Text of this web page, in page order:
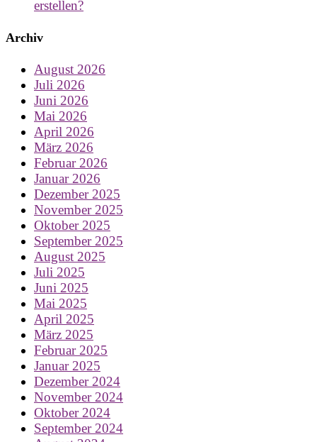
erstellen?
Archiv
August 2026
Juli 2026
Juni 2026
Mai 2026
April 2026
März 2026
Februar 2026
Januar 2026
Dezember 2025
November 2025
Oktober 2025
September 2025
August 2025
Juli 2025
Juni 2025
Mai 2025
April 2025
März 2025
Februar 2025
Januar 2025
Dezember 2024
November 2024
Oktober 2024
September 2024